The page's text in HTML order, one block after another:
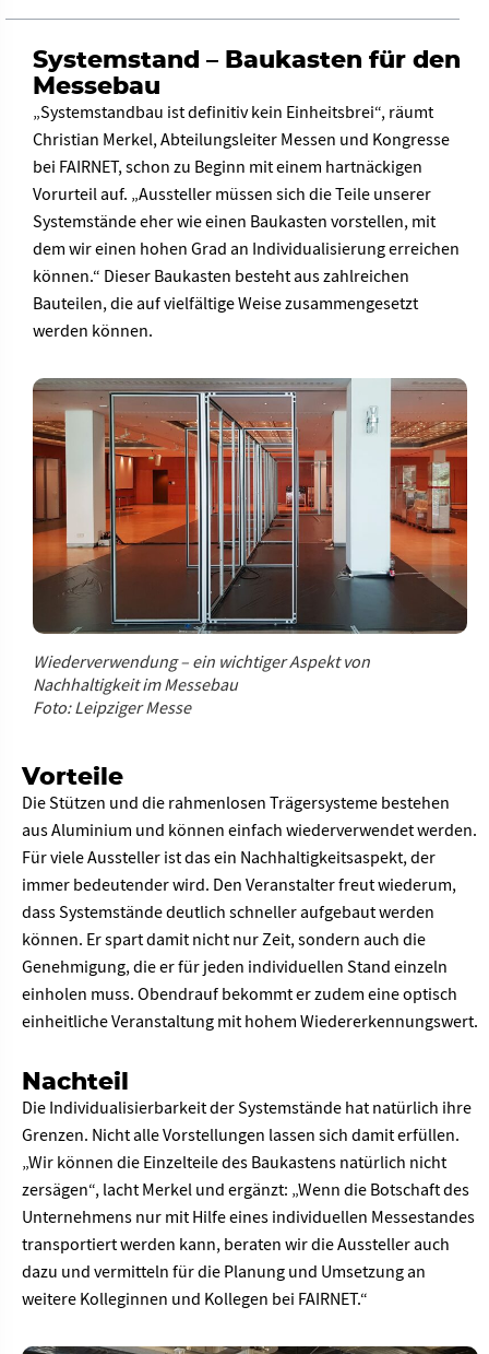
Systemstand – Baukasten für den
Messebau
„Systemstandbau ist definitiv kein Einheitsbrei“, räumt
Christian Merkel, Abteilungsleiter Messen und Kongresse
bei FAIRNET, schon zu Beginn mit einem hartnäckigen
Vorurteil auf. „Aussteller müssen sich die Teile unserer
Systemstände eher wie einen Baukasten vorstellen, mit
dem wir einen hohen Grad an Individualisierung erreichen
können.“ Dieser Baukasten besteht aus zahlreichen
Bauteilen, die auf vielfältige Weise zusammengesetzt
werden können.
Wiederverwendung – ein wichtiger Aspekt von
Nachhaltigkeit im Messebau
Foto: Leipziger Messe
Vorteile
Die Stützen und die rahmenlosen Trägersysteme bestehen
aus Aluminium und können einfach wiederverwendet werden.
Für viele Aussteller ist das ein Nachhaltigkeitsaspekt, der
immer bedeutender wird. Den Veranstalter freut wiederum,
dass Systemstände deutlich schneller aufgebaut werden
können. Er spart damit nicht nur Zeit, sondern auch die
Genehmigung, die er für jeden individuellen Stand einzeln
einholen muss. Obendrauf bekommt er zudem eine optisch
einheitliche Veranstaltung mit hohem Wiedererkennungswert.
Nachteil
Die Individualisierbarkeit der Systemstände hat natürlich ihre
Grenzen. Nicht alle Vorstellungen lassen sich damit erfüllen.
„Wir können die Einzelteile des Baukastens natürlich nicht
zersägen“, lacht Merkel und ergänzt: „Wenn die Botschaft des
Unternehmens nur mit Hilfe eines individuellen Messestandes
transportiert werden kann, beraten wir die Aussteller auch
dazu und vermitteln für die Planung und Umsetzung an
weitere Kolleginnen und Kollegen bei FAIRNET.“